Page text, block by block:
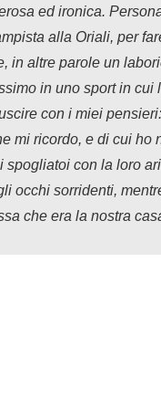
ed ironica.
alla Oriali, per
in altre parole un
in uno sport in cui
con i miei
mi ricordo, e di cui ho
con la loro
occhi sorridenti,
che era la nostra